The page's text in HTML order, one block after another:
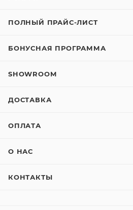
ПОЛНЫЙ ПРАЙС-ЛИСТ
БОНУСНАЯ ПРОГРАММА
SHOWROOM
ДОСТАВКА
ОПЛАТА
О НАС
КОНТАКТЫ